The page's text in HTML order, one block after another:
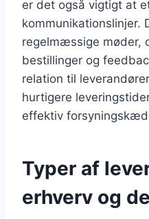
er det også vigtigt at
kommunikationslinjer.
regelmæssige møder,
bestillinger og
relation til
hurtigere
effektiv
Typer af
erhverv og